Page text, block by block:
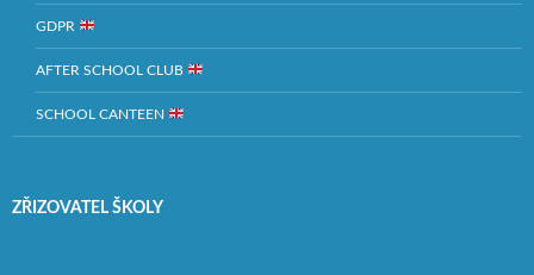
GDPR
AFTER SCHOOL CLUB
SCHOOL CANTEEN
ZŘIZOVATEL ŠKOLY